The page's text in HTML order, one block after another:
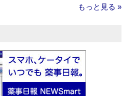
もっと見る »